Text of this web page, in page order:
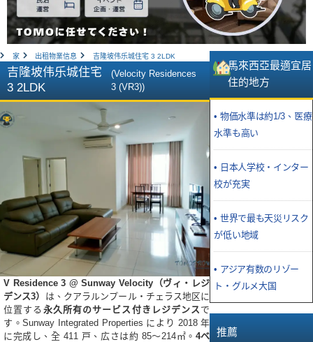
馬來西亞最適宜居
住的地方
• 物価水準は約1/3、医療
水準も高い
• 日本人学校・インター
校が充実
• 世界で最も天災リスク
が低い地域
• アジア有数のリゾー
ト・グルメ大国
推薦
家 出租物業信息 吉隆坡伟乐城住宅 3 2LDK
吉隆坡伟乐城住宅
3 2LDK
(Velocity Residences
3 (VR3))
V Residence 3 @ Sunway Velocity（ヴィ・レジ
デンス3） は、クアラルンプール・チェラス地区に
位置する 永久所有のサービス付きレジデンス で
す。Sunway Integrated Properties により 2018 年
に完成し、全 411 戸、広さは約 85〜214㎡。 4ベ